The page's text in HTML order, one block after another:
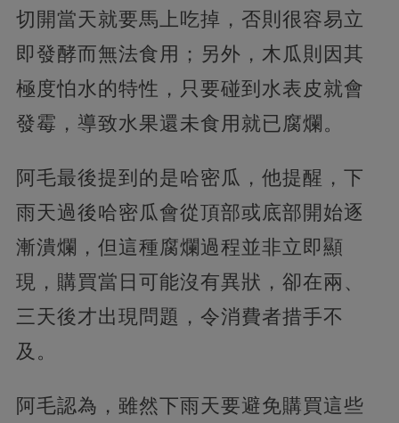
切開當天就要馬上吃掉，否則很容易立
即發酵而無法食用；另外，木瓜則因其
極度怕水的特性，只要碰到水表皮就會
發霉，導致水果還未食用就已腐爛。
阿毛最後提到的是哈密瓜，他提醒，下
雨天過後哈密瓜會從頂部或底部開始逐
漸潰爛，但這種腐爛過程並非立即顯
現，購買當日可能沒有異狀，卻在兩、
三天後才出現問題，令消費者措手不
及。
阿毛認為，雖然下雨天要避免購買這些